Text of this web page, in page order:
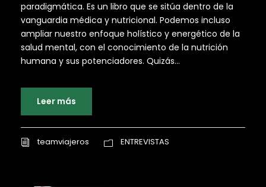
paradigmática. Es un libro que se sitúa dentro de la
vanguardia médica y nutricional. Podemos incluso
ampliar nuestro enfoque holístico y energético de la
salud mental, con el conocimiento de la nutrición
humana y sus potenciadores. Quizás...
Leer más
teamviajeros ENTREVISTAS